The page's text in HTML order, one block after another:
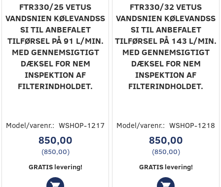
FTR330/25 VETUS
VANDSNIEN KØLEVANDSS
SI TIL ANBEFALET
TILFØRSEL PÅ 91 L/MIN.
MED GENNEMSIGTIGT
DÆKSEL FOR NEM
INSPEKTION AF
FILTERINDHOLDET.
Model/varenr.: WSHOP-1217
850,00
(850,00)
GRATIS levering!
FTR330/32 VETUS
VANDSNIEN KØLEVANDSS
SI TIL ANBEFALET
TILFØRSEL PÅ 143 L/MIN.
MED GENNEMSIGTIGT
DÆKSEL FOR NEM
INSPEKTION AF
FILTERINDHOLDET.
Model/varenr.: WSHOP-1218
850,00
(850,00)
GRATIS levering!